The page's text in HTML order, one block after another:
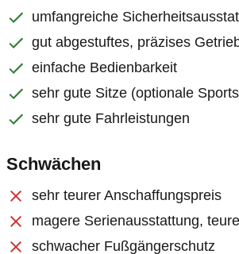
umfangreiche
gut abgestuftes, präzises
einfache Bedienbarkeit
sehr gute Sitze (optionale
sehr gute Fahrleistungen
Schwächen
sehr teurer Anschaffungspreis
magere Serienausstattung,
schwacher Fußgängerschutz